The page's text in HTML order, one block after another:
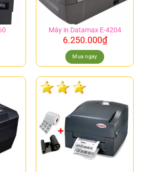
Máy in Datamax E-4204
6.250.000₫
Mua ngay